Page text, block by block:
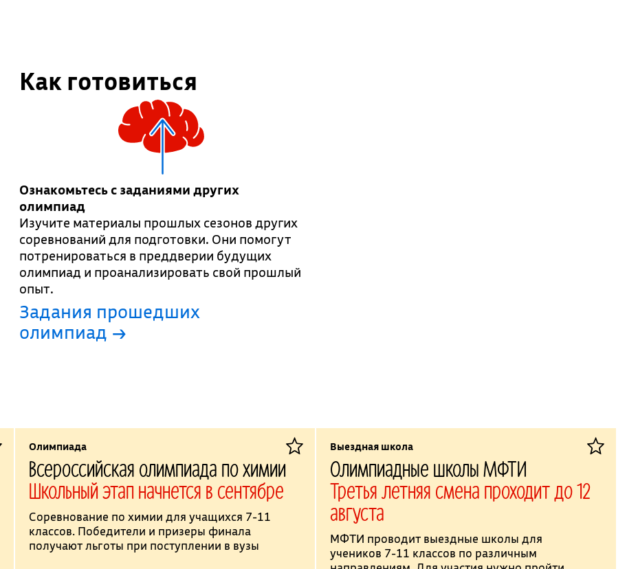
Как готовиться
Ознакомьтесь с заданиями других
олимпиад
Изучите материалы прошлых сезонов других
соревнований для подготовки. Они помогут
потренироваться в преддверии будущих
олимпиад и проанализировать свой прошлый
опыт.
Задания прошедших
олимпиад →
Олимпиада
Всероссийская олимпиада по химии
Школьный этап начнется в сентябре
Соревнование по химии для учащихся 7-11
классов. Победители и призеры финала
получают льготы при поступлении в вузы
Выездная школа
Олимпиадные школы МФТИ
Третья летняя смена проходит до 12
августа
МФТИ проводит выездные школы для
учеников 7-11 классов по различным